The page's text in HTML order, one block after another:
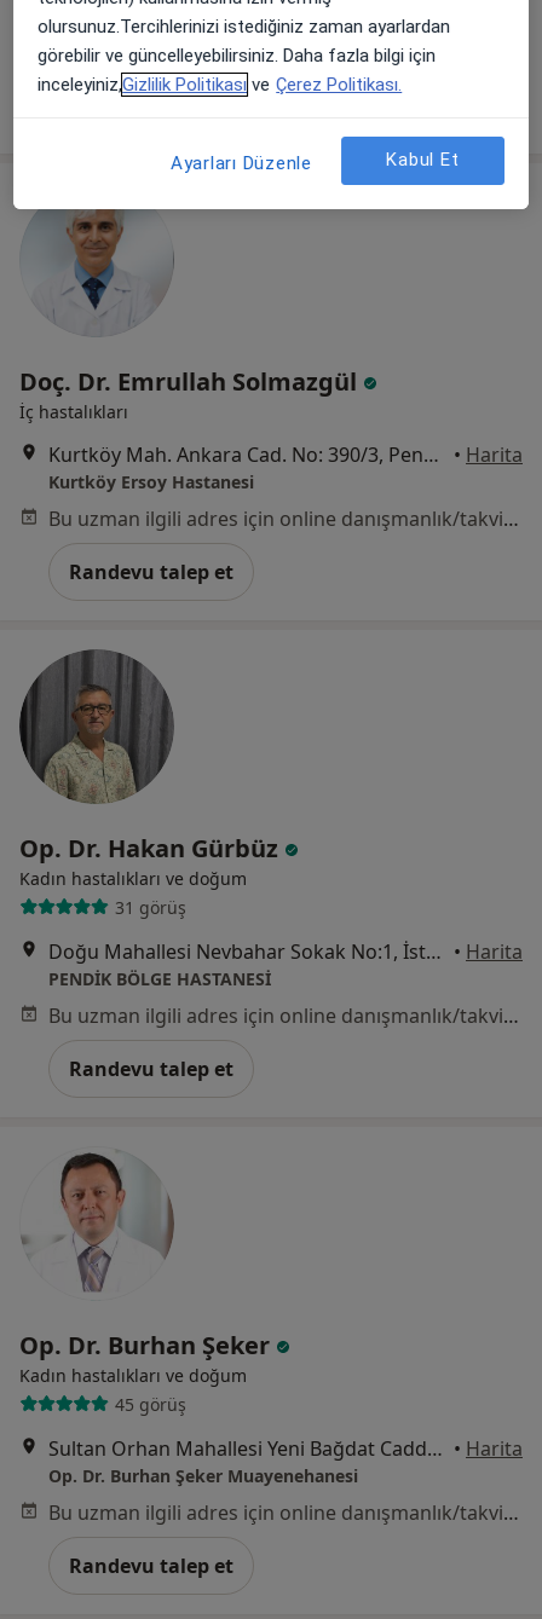
Kurtköy Ersoy Hastanesi
Randevu talep et
Doç. Dr. Emrullah Solmazgül
İç hastalıkları
Kurtköy Mah. Ankara Cad. No: 390/3, Pendik • Harita
Kurtköy Ersoy Hastanesi
Bu uzman ilgili adres için online danışmanlık/takvim sunmuyor.
Randevu talep et
Op. Dr. Hakan Gürbüz
Kadın hastalıkları ve doğum
31 görüş
Doğu Mahallesi Nevbahar Sokak No:1, İstanbul • Harita
PENDİK BÖLGE HASTANESİ
Bu uzman ilgili adres için online danışmanlık/takvim sunmuyor.
Randevu talep et
Op. Dr. Burhan Şeker
Kadın hastalıkları ve doğum
45 görüş
Sultan Orhan Mahallesi Yeni Bağdat Caddesi No:478/3 Kat:3, Kocaeli • Harita
Op. Dr. Burhan Şeker Muayenehanesi
Bu uzman ilgili adres için online danışmanlık/takvim sunmuyor.
Randevu talep et
olursunuz.Tercihlerinizi istediğiniz zaman ayarlardan
görebilir ve güncelleyebilirsiniz. Daha fazla bilgi için
inceleyiniz,Gizlilik Politikası ve Çerez Politikası.
Ayarları Düzenle Kabul Et